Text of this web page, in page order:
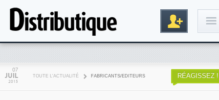
07
JUIL
2015
TOUTE L'ACTUALITÉ FABRICANTS/EDITEURS RÉAGISSEZ !